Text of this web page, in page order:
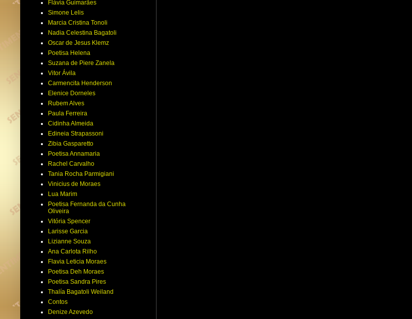
Flávia Guimarães
Simone Lelis
Marcia Cristina Tonoli
Nadia Celestina Bagatoli
Oscar de Jesus Klemz
Poetisa Helena
Suzana de Piere Zanela
Vitor Ávila
Carmencita Henderson
Elenice Dorneles
Rubem Alves
Paula Ferreira
Cidinha Almeida
Edineia Strapassoni
Zibia Gasparetto
Poetisa Annamaria
Rachel Carvalho
Tania Rocha Parmigiani
Vinicius de Moraes
Lua Marim
Poetisa Fernanda da Cunha
Oliveira
Vitória Spencer
Larisse Garcia
Lizianne Souza
Ana Carlota Rilho
Flavia Leticia Moraes
Poetisa Deh Moraes
Poetisa Sandra Pires
Thalía Bagatoli Weiland
Contos
Denize Azevedo